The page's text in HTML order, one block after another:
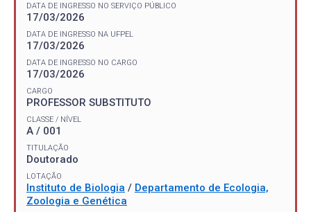
DATA DE INGRESSO NO SERVIÇO PÚBLICO
17/03/2026
DATA DE INGRESSO NA UFPEL
17/03/2026
DATA DE INGRESSO NO CARGO
17/03/2026
CARGO
PROFESSOR SUBSTITUTO
CLASSE / NÍVEL
A / 001
TITULAÇÃO
Doutorado
LOTAÇÃO
Instituto de Biologia / Departamento de Ecologia,
Zoologia e Genética